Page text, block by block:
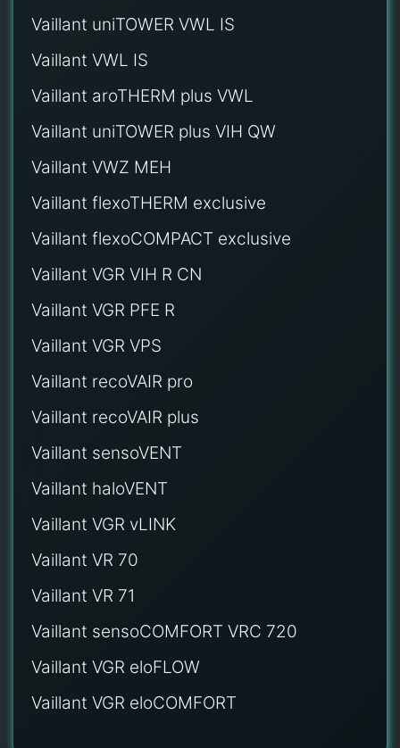
Vaillant uniTOWER VWL IS
Vaillant VWL IS
Vaillant aroTHERM plus VWL
Vaillant uniTOWER plus VIH QW
Vaillant VWZ MEH
Vaillant flexoTHERM exclusive
Vaillant flexoCOMPACT exclusive
Vaillant VGR VIH R CN
Vaillant VGR PFE R
Vaillant VGR VPS
Vaillant recoVAIR pro
Vaillant recoVAIR plus
Vaillant sensoVENT
Vaillant haloVENT
Vaillant VGR vLINK
Vaillant VR 70
Vaillant VR 71
Vaillant sensoCOMFORT VRC 720
Vaillant VGR eloFLOW
Vaillant VGR eloCOMFORT